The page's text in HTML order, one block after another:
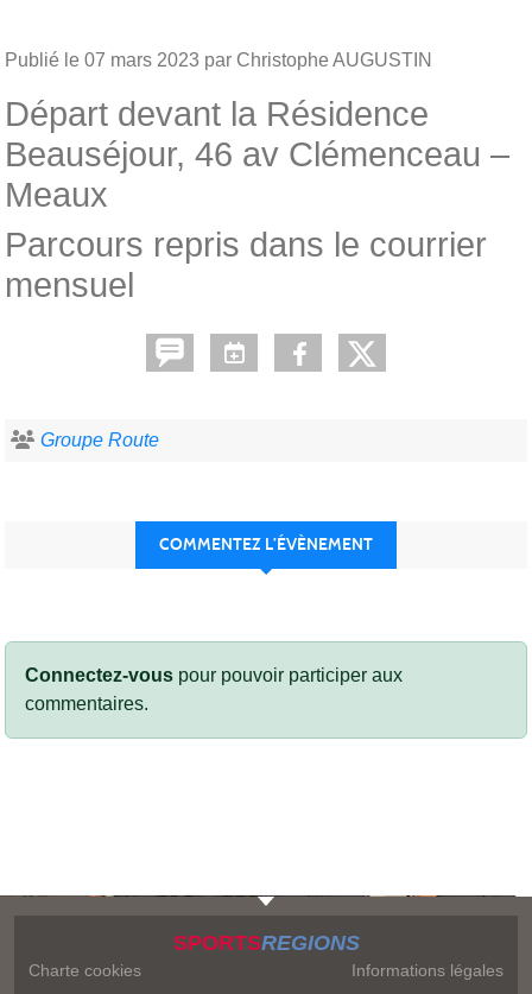
Publié le 07 mars 2023 par Christophe AUGUSTIN
Départ devant la Résidence
Beauséjour, 46 av Clémenceau –
Meaux
Parcours repris dans le courrier
mensuel
Groupe Route
COMMENTEZ L’ÉVÈNEMENT
Connectez-vous pour pouvoir participer aux
commentaires.
SPORTSREGIONS
Charte cookies Informations légales